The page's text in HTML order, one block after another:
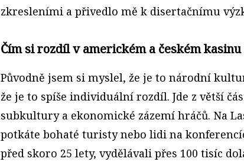
zkresleními a přivedlo mě k disertačnímu
Čím si rozdíl v americkém a českém
Původně jsem si myslel, že je to národní
že je to spíše individuální rozdíl. Jde z větší
subkultury a ekonomické zázemí hráčů. Na
potkáte bohaté turisty nebo lidi na
před skoro 25 lety, vydělávali přes 100 tisíc